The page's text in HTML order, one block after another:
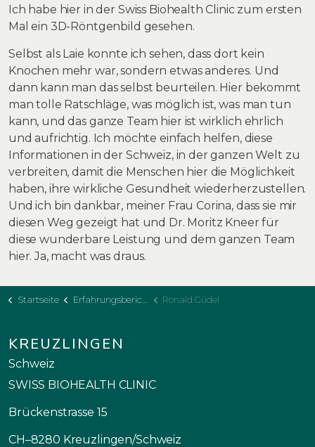
Ich habe hier in der Swiss Biohealth Clinic zum ersten
Mal ein 3D-Röntgenbild gesehen.
Selbst als Laie konnte ich sehen, dass dort kein
Knochen mehr war, sondern etwas anderes. Und
dann kann man das selbst beurteilen. Hier bekommt
man tolle Ratschläge, was möglich ist, was man tun
kann, und das ganze Team hier ist wirklich ehrlich
und aufrichtig. Ich möchte einfach helfen, diese
Informationen in der Schweiz, in der ganzen Welt zu
verbreiten, damit die Menschen hier die Möglichkeit
haben, ihre wirkliche Gesundheit wiederherzustellen.
Und ich bin dankbar, meiner Frau Corina, dass sie mir
diesen Weg gezeigt hat und Dr. Moritz Kneer für
diese wunderbare Leistung und dem ganzen Team
hier. Ja, macht was draus.
Startseite Erfahrungsberichte Ronald Güdel
KREUZLINGEN
Schweiz
SWISS BIOHEALTH CLINIC
Brückenstrasse 15
CH–8280 Kreuzlingen/Schweiz